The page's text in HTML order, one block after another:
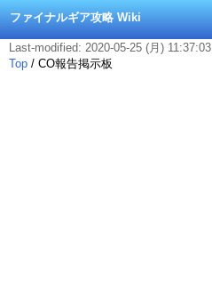
ファイナルギア攻略 Wiki
Last-modified: 2020-05-25 (月) 11:37:03
Top / CO報告掲示板